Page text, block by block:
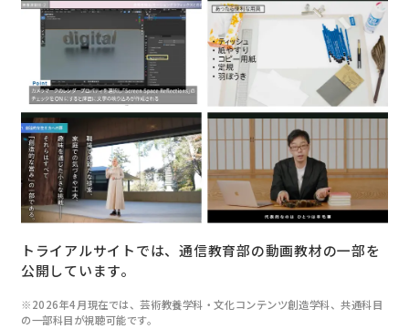
トライアルサイトでは、通信教育部の動画教材の一部を
公開しています。
※2026年4月現在では、芸術教養学科・文化コンテンツ創造学科、共通科目
の一部科目が視聴可能です。